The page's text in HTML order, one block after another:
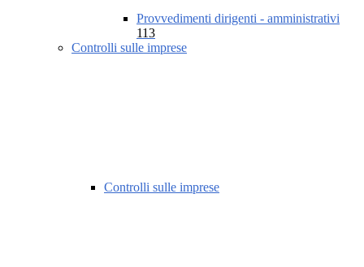
Provvedimenti dirigenti - amministrativi
113
Controlli sulle imprese
Controlli sulle imprese